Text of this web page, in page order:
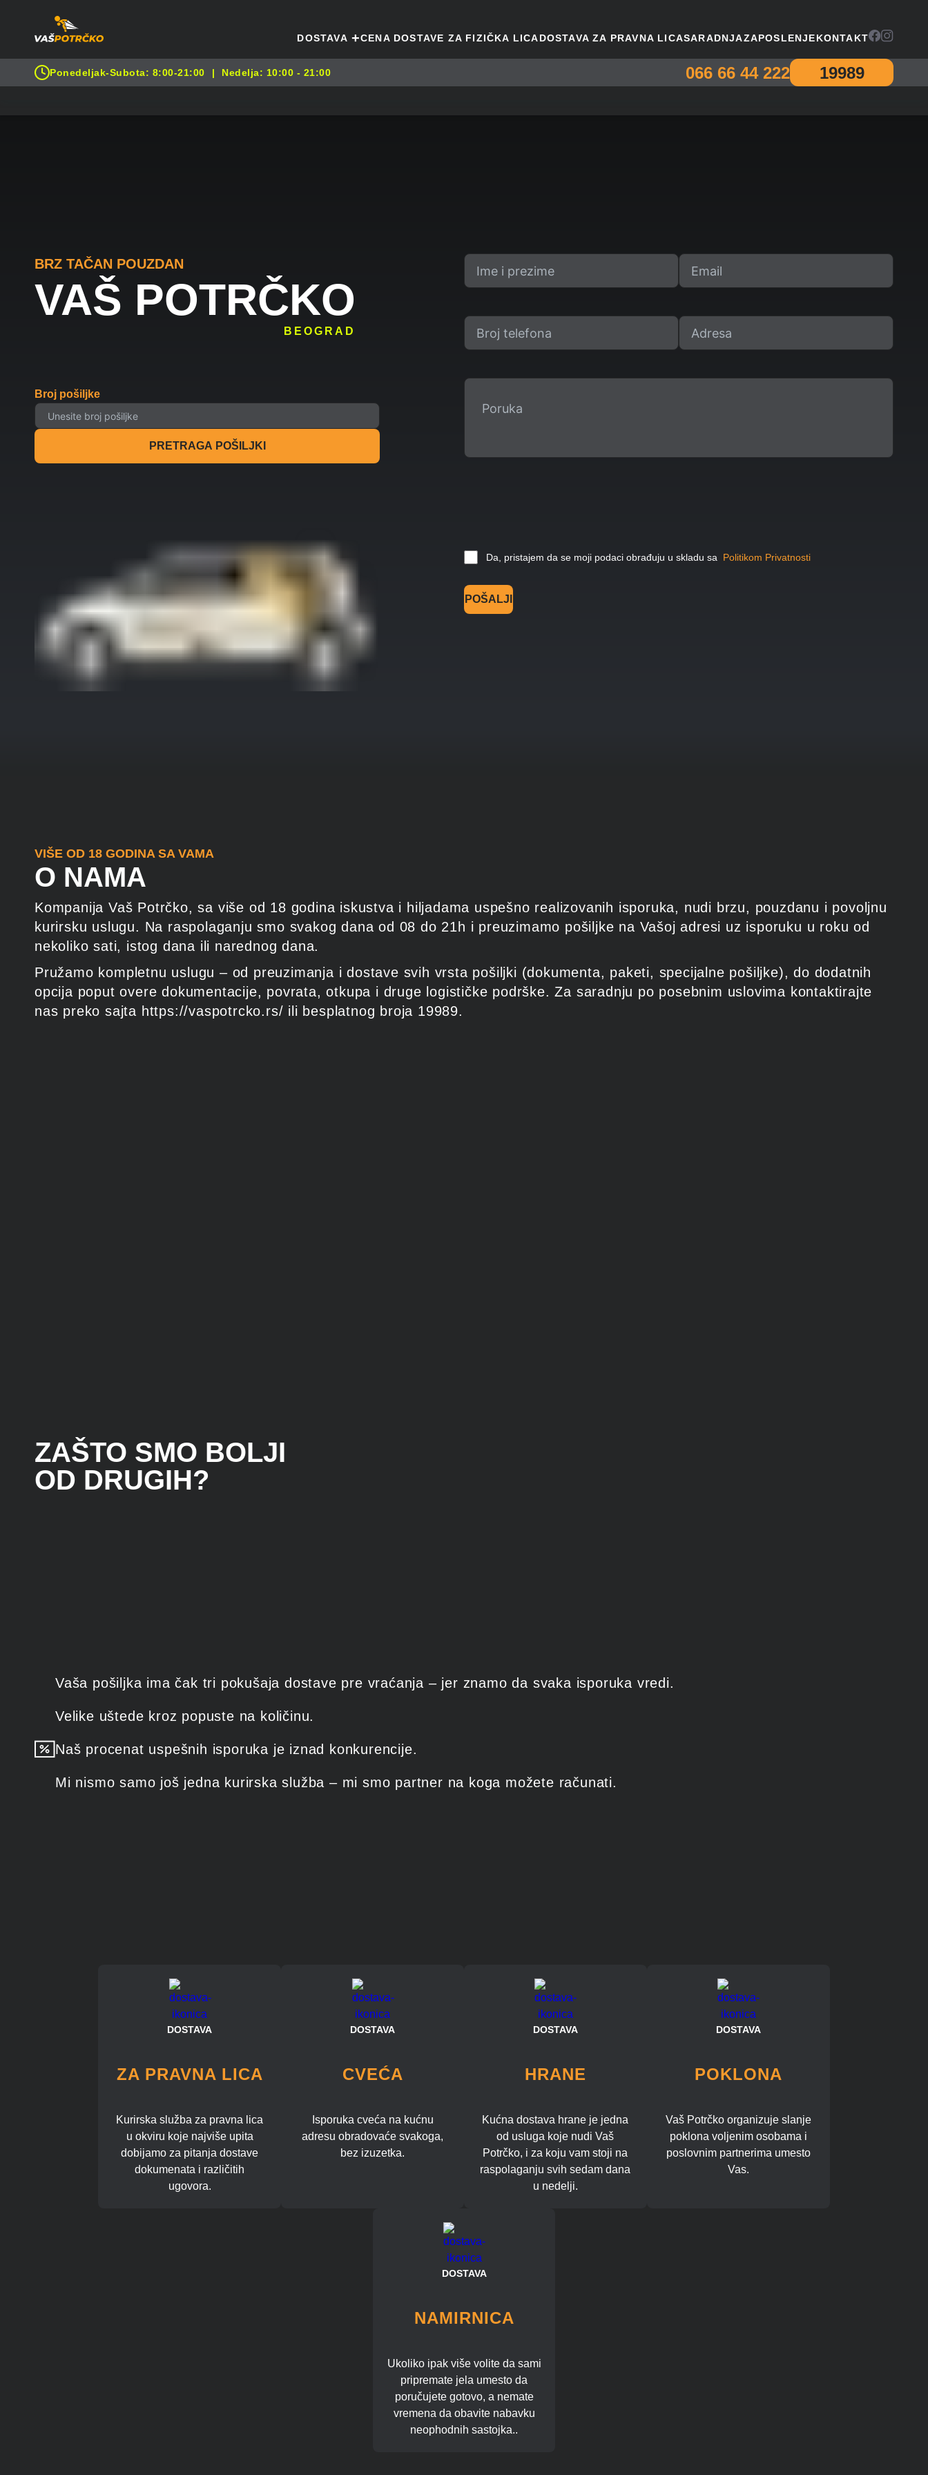
DOSTAVA +CENA DOSTAVE ZA FIZIČKA LICADOSTAVA ZA PRAVNA LICASARADNJAZAPOSLENJEKONTAKT
Ponedeljak-Subota: 8:00-21:00 | Nedelja: 10:00 - 21:00 066 66 44 222 19989
BRZ TAČAN POUZDAN
VAŠ POTRČKO
BEOGRAD
Broj pošiljke
PRETRAGA POŠILJKI
Da, pristajem da se moji podaci obrađuju u skladu sa Politikom Privatnosti
POŠALJI
VIŠE OD 18 GODINA SA VAMA
O NAMA
Kompanija Vaš Potrčko, sa više od 18 godina iskustva i hiljadama uspešno realizovanih isporuka, nudi brzu, pouzdanu i povoljnu
kurirsku uslugu. Na raspolaganju smo svakog dana od 08 do 21h i preuzimamo pošiljke na Vašoj adresi uz isporuku u roku od
nekoliko sati, istog dana ili narednog dana.
Pružamo kompletnu uslugu – od preuzimanja i dostave svih vrsta pošiljki (dokumenta, paketi, specijalne pošiljke), do dodatnih
opcija poput overe dokumentacije, povrata, otkupa i druge logističke podrške. Za saradnju po posebnim uslovima kontaktirajte
nas preko sajta https://vaspotrcko.rs/ ili besplatnog broja 19989.
ZAŠTO SMO BOLJI
OD DRUGIH?
Vaša pošiljka ima čak tri pokušaja dostave pre vraćanja – jer znamo da svaka isporuka vredi.
Velike uštede kroz popuste na količinu.
Naš procenat uspešnih isporuka je iznad konkurencije.
Mi nismo samo još jedna kurirska služba – mi smo partner na koga možete računati.
DOSTAVA
ZA PRAVNA LICA
Kurirska služba za pravna lica
u okviru koje najviše upita
dobijamo za pitanja dostave
dokumenata i različitih
ugovora.
DOSTAVA
CVEĆA
Isporuka cveća na kućnu
adresu obradovaće svakoga,
bez izuzetka.
DOSTAVA
HRANE
Kućna dostava hrane je jedna
od usluga koje nudi Vaš
Potrčko, i za koju vam stoji na
raspolaganju svih sedam dana
u nedelji.
DOSTAVA
POKLONA
Vaš Potrčko organizuje slanje
poklona voljenim osobama i
poslovnim partnerima umesto
Vas.
DOSTAVA
NAMIRNICA
Ukoliko ipak više volite da sami
pripremate jela umesto da
poručujete gotovo, a nemate
vremena da obavite nabavku
neophodnih sastojka..